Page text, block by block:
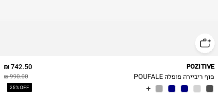
742.50 ₪
990.00 ₪
25% OFF
POZITIVE
פוף ריביירה פופלה POUFALE